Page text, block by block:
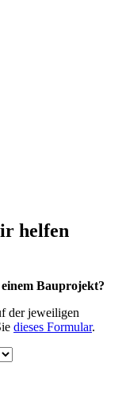
helfen
Bauprojekt?
der jeweiligen
dieses Formular.